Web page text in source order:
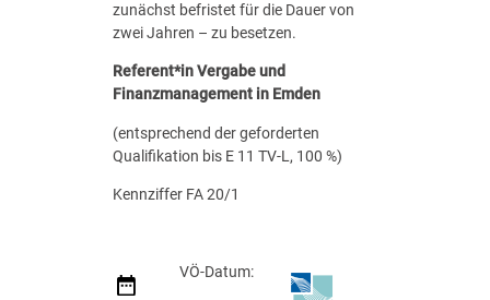
B
u
(
/
w
zunächst befristet für die Dauer von
zwei Jahren – zu besetzen.
Referent*in Vergabe und
Finanzmanagement in Emden
(entsprechend der geforderten
Qualifikation bis E 11 TV‑L, 100 %)
Kennziffer FA 20/1
VÖ-Datum: